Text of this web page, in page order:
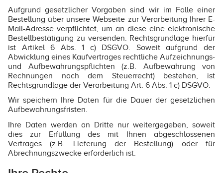
Aufgrund gesetzlicher Vorgaben sind wir im Falle einer
Bestellung über unsere Webseite zur Verarbeitung Ihrer E-
Mail-Adresse verpflichtet, um an diese eine elektronische
Bestellbestätigung zu versenden. Rechtsgrundlage hierfür
ist Artikel 6 Abs. 1 c) DSGVO. Soweit aufgrund der
Abwicklung eines Kaufvertrages rechtliche Aufzeichnungs-
und Aufbewahrungspflichten (z.B. Aufbewahrung von
Rechnungen nach dem Steuerrecht) bestehen, ist
Rechtsgrundlage der Verarbeitung Art. 6 Abs. 1 c) DSGVO.
Wir speichern Ihre Daten für die Dauer der gesetzlichen
Aufbewahrungsfristen.
Ihre Daten werden an Dritte nur weitergegeben, soweit
dies zur Erfüllung des mit Ihnen abgeschlossenen
Vertrages (z.B. Lieferung der Bestellung) oder für
Abrechnungszwecke erforderlich ist.